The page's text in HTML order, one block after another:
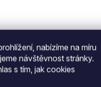
nabízíme na míru
návštěvnost stránky.
s tím, jak cookies
ocelový stůl v